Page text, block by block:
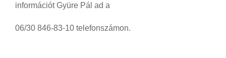
információt Gyüre Pál ad a
06/30 846-83-10 telefonszámon.